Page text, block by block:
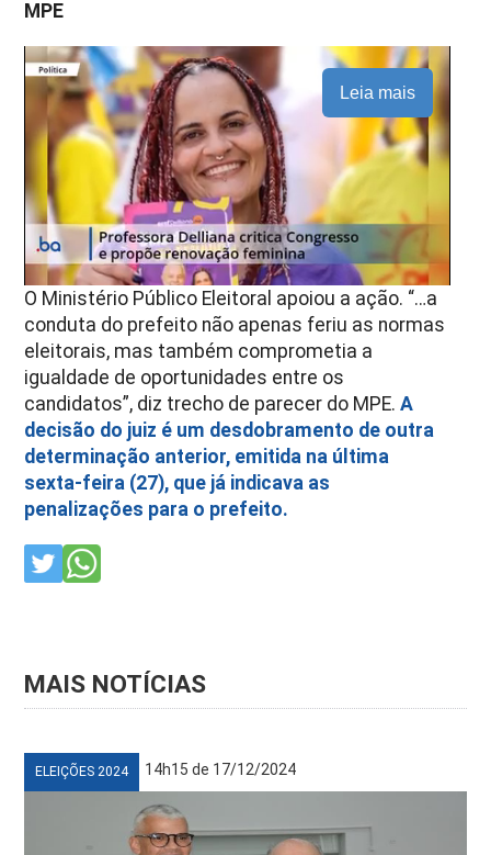
MPE
Leia mais
O Ministério Público Eleitoral apoiou a ação. “…a
conduta do prefeito não apenas feriu as normas
eleitorais, mas também comprometia a
igualdade de oportunidades entre os
candidatos”, diz trecho de parecer do MPE. A
decisão do juiz é um desdobramento de outra
determinação anterior, emitida na última
sexta-feira (27), que já indicava as
penalizações para o prefeito.
MAIS NOTÍCIAS
ELEIÇÕES 2024 14h15 de 17/12/2024